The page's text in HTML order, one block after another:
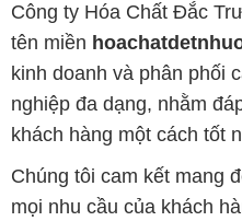
Công ty Hóa Chất Đắc
tên miền
kinh doanh và phân phối
nghiệp đa dạng, nhằm
khách hàng một cách tốt
Chúng tôi cam kết mang
mọi nhu cầu của khách